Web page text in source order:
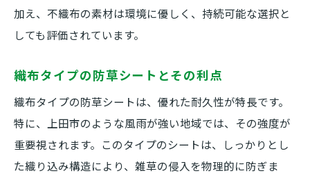
加え、不織布の素材は環境に優しく、持続可能な選択と
しても評価されています。
織布タイプの防草シートとその利点
織布タイプの防草シートは、優れた耐久性が特長です。
特に、上田市のような風雨が強い地域では、その強度が
重要視されます。このタイプのシートは、しっかりとし
た織り込み構造により、雑草の侵入を物理的に防ぎま